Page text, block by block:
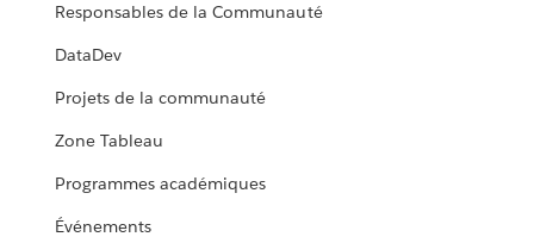
Responsables de la Communauté
DataDev
Projets de la communauté
Zone Tableau
Programmes académiques
Événements